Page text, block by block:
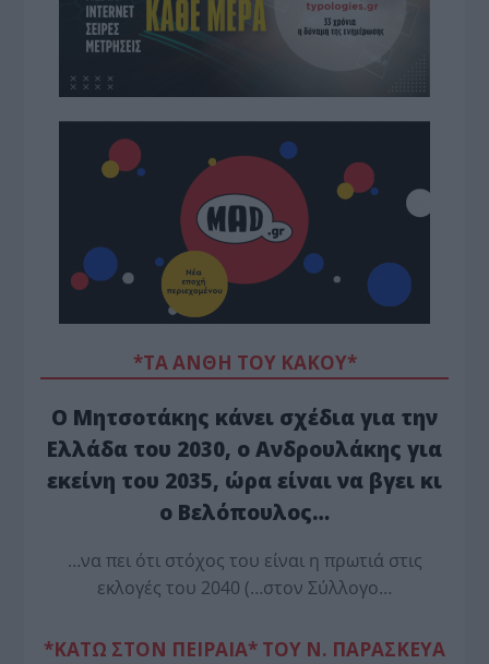
*ΤΑ ΆΝΘΗ ΤΟΥ ΚΑΚΟΎ*
Ο Μητσοτάκης κάνει σχέδια για την
Ελλάδα του 2030, ο Ανδρουλάκης για
εκείνη του 2035, ώρα είναι να βγει κι
ο Βελόπουλος…
…να πει ότι στόχος του είναι η πρωτιά στις
εκλογές του 2040 (…στον Σύλλογο…
*ΚΑΤΩ ΣΤΟΝ ΠΕΙΡΑΙΑ* ΤΟΥ Ν. ΠΑΡΑΣΚΕΥΑ